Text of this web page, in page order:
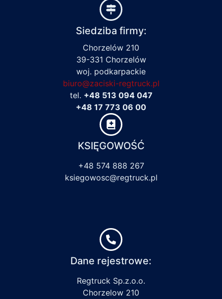
Siedziba firmy:
Chorzelów 210
39-331 Chorzelów
woj. podkarpackie
biuro@zaciski-regtruck.pl
tel. +48 513 094 047
+48 17 773 06 00
KSIĘGOWOŚĆ
+48 574 888 267
ksiegowosc@regtruck.pl
Dane rejestrowe:
Regtruck Sp.z.o.o.
Chorzelow 210